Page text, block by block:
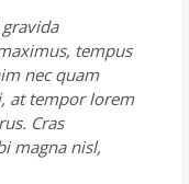
tempus
nec quam
at tempor lorem
Cras
magna nisl,